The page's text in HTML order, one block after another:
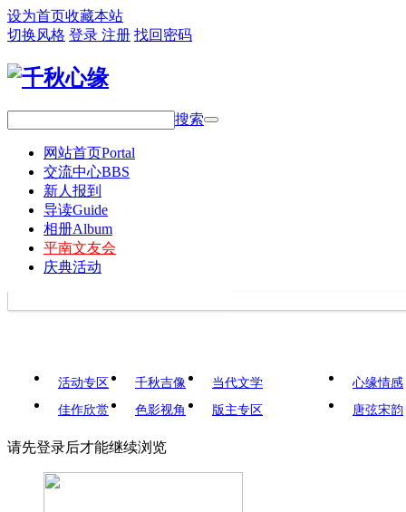
设为首页收藏本站
切换风格 登录 注册 找回密码
搜索
网站首页Portal
交流中心BBS
新人报到
导读Guide
相册Album
平南文友会
庆典活动
活动专区 千秋吉像
当代文学
佳作欣赏
色影视角 版主专区
心缘情感
唐弦宋韵
请先登录后才能继续浏览